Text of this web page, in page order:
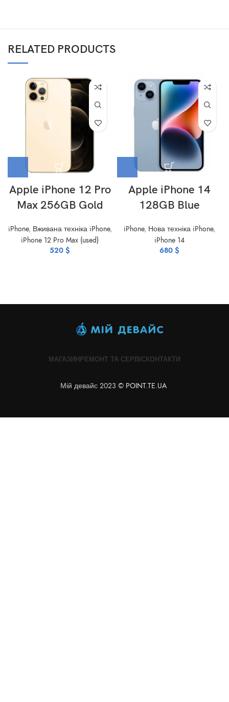
RELATED PRODUCTS
Apple iPhone 12 Pro
Max 256GB Gold
iPhone, Вживана техніка iPhone,
iPhone 12 Pro Max (used)
520 $
Apple iPhone 14
128GB Blue
iPhone, Нова техніка iPhone,
iPhone 14
680 $
МАГАЗИНРЕМОНТ ТА СЕРВІСКОНТАКТИ
Мій девайс 2023 © POINT.TE.UA